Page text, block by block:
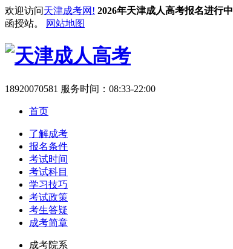
欢迎访问天津成考网! 2026年天津成人高考报名进行中
函授站。
网站地图
18920070581 服务时间：08:33-22:00
首页
了解成考
报名条件
考试时间
考试科目
学习技巧
考试政策
考生答疑
成考简章
成考院系